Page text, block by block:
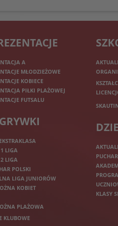
A
MŁODZIEŻOWE
KOBIECE
PIŁKI PLAŻOWEJ
FUTSALU
1 LIGA
2 LIGA
POLSKI
LIGA JUNIORÓW
KOBIET
PLAŻOWA
KLUBOWE
KLASY